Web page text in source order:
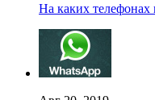
На каких телефонах